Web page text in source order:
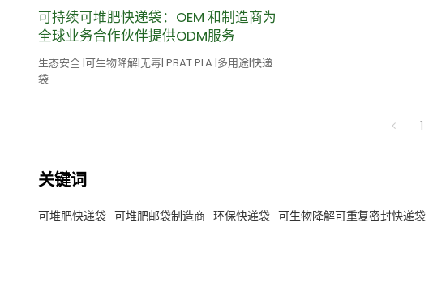
可持续可堆肥快递袋：OEM 和制造商为
全球业务合作伙伴提供ODM服务
生态安全 |可生物降解|无毒| PBAT PLA |多用途|快递
袋
1
关键词
可堆肥快递袋 可堆肥邮袋制造商 环保快递袋 可生物降解可重复密封快递袋